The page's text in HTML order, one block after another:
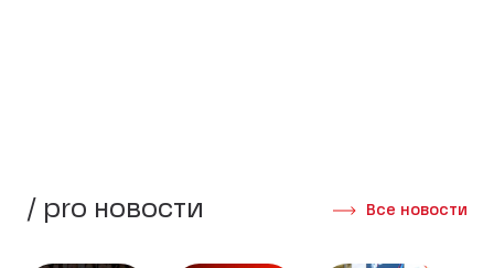
/ pro новости Все новости